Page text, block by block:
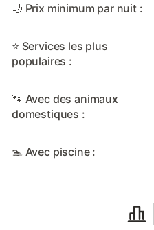
🌙 Prix minimum par nuit :
⭐ Services les plus
populaires :
🐾 Avec des animaux
domestiques :
🏊 Avec piscine :